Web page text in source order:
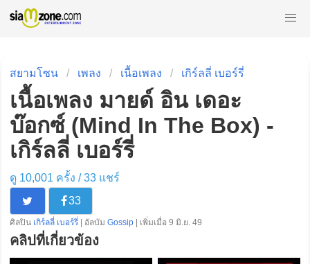
สยามโซน เพลง เนื้อเพลง เกิร์ลลี่ เบอร์รี่
เนื้อเพลง มายด์ อิน เดอะ
บ๊อกซ์ (Mind In The Box) -
เกิร์ลลี่ เบอร์รี่
ดู 10,001 ครั้ง /33แชร์
33
ศิลปิน เกิร์ลลี่ เบอร์รี่ | อัลบัม Gossip | เพิ่มเมื่อ 9 มิ.ย. 49
คลิปที่เกี่ยวข้อง